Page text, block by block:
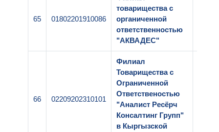
65 01802201910086
товарищества с
органиченной
ответственностью
"АКВАДЕС"
66 02209202310101
Филиал
Товарищества с
Ограниченной
Ответственостью
"Аналист Ресёрч
Консалтинг Групп"
в Кыргызской